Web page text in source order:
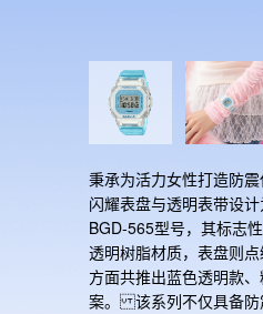
秉承为活力女性打造防
闪耀表盘与透明表带设
BGD-565型号，其标志
透明树脂材质，表盘则
方面共推出蓝色透明款
案。该系列不仅具备